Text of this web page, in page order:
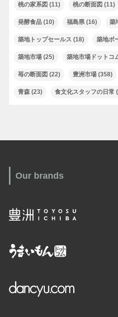
桃の家系図 (11) 桃の断面図 (11)
発酵食品(10) 福島県(16) 築
築地トップセールス (18) 築地ボ
築地市場(25) 築地市場ドットコ
苺の断面図 (22) 豊洲市場(358)
青森(23) 食文化スタッフの日常
Our brands